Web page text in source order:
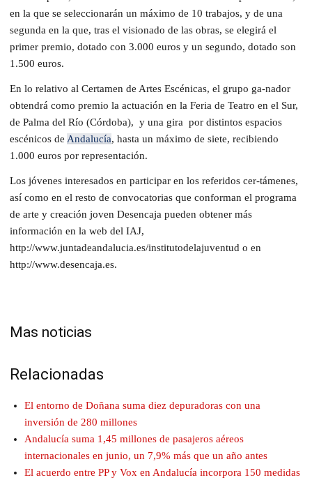
en la que se seleccionarán un máximo de 10 trabajos, y de una
segunda en la que, tras el visionado de las obras, se elegirá el
primer premio, dotado con 3.000 euros y un segundo, dotado son
1.500 euros.
En lo relativo al Certamen de Artes Escénicas, el grupo ga-nador
obtendrá como premio la actuación en la Feria de Teatro en el Sur,
de Palma del Río (Córdoba), y una gira por distintos espacios
escénicos de Andalucía, hasta un máximo de siete, recibiendo
1.000 euros por representación.
Los jóvenes interesados en participar en los referidos cer-támenes,
así como en el resto de convocatorias que conforman el programa
de arte y creación joven Desencaja pueden obtener más
información en la web del IAJ,
http://www.juntadeandalucia.es/institutodelajuventud o en
http://www.desencaja.es.
Mas noticias
Relacionadas
El entorno de Doñana suma diez depuradoras con una
inversión de 280 millones
Andalucía suma 1,45 millones de pasajeros aéreos
internacionales en junio, un 7,9% más que un año antes
El acuerdo entre PP y Vox en Andalucía incorpora 150 medidas